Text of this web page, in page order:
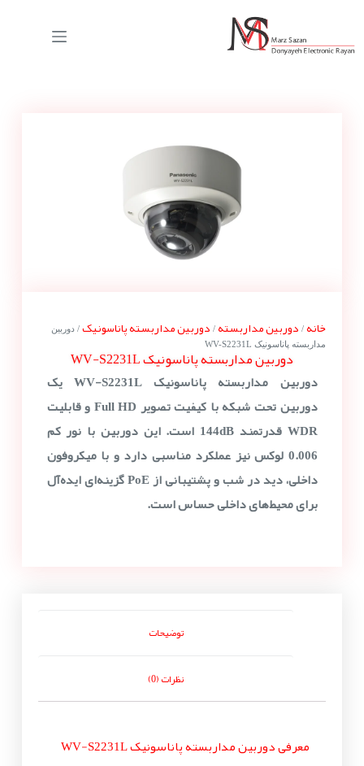
خانه/ دوربین مداربسته/ دوربین مداربسته پاناسونیک/ دوربین
مداربسته پاناسونیک WV-S2231L
دوربین مداربسته پاناسونیک WV-S2231L
دوربین مداربسته پاناسونیک WV-S2231L یک
دوربین تحت شبکه با کیفیت تصویر Full HD و قابلیت
WDR قدرتمند 144dB است. این دوربین با نور کم
0.006 لوکس نیز عملکرد مناسبی دارد و با میکروفون
داخلی، دید در شب و پشتیبانی از PoE گزینه‌ای ایده‌آل
برای محیط‌های داخلی حساس است.
توضیحات
نظرات (0)
معرفی دوربین مداربسته پاناسونیک WV-S2231L